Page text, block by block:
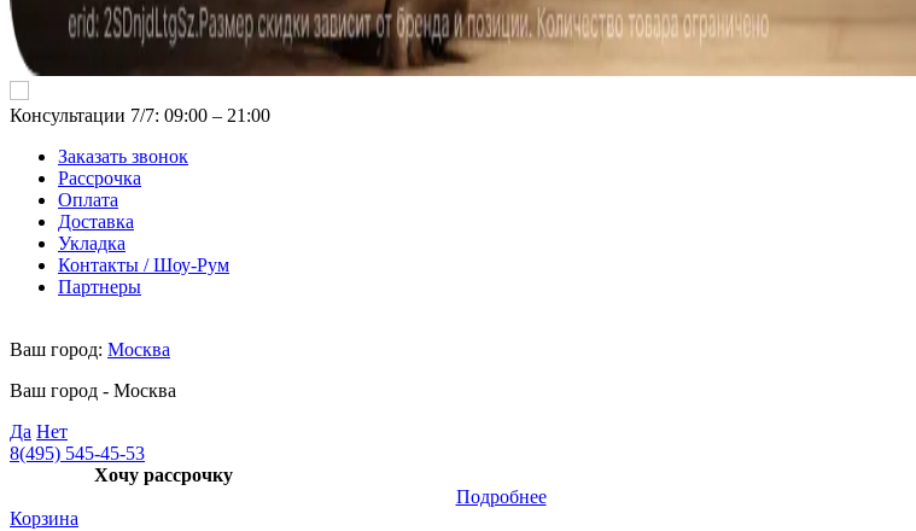
Консультации 7/7: 09:00 ‒ 21:00
Заказать звонок
Рассрочка
Оплата
Доставка
Укладка
Контакты / Шоу-Рум
Партнеры
Ваш город: Москва
Ваш город - Москва
Да Нет
8(495) 545-45-53
Хочу рассрочку
Подробнее
Корзина